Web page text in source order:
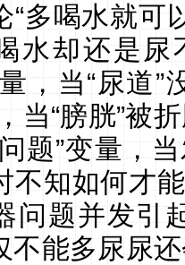
“多喝水就可
水却还是尿
，当“尿道”
当“膀胱”被
题”变量，
不知如何才
问题并发引
不能多尿尿